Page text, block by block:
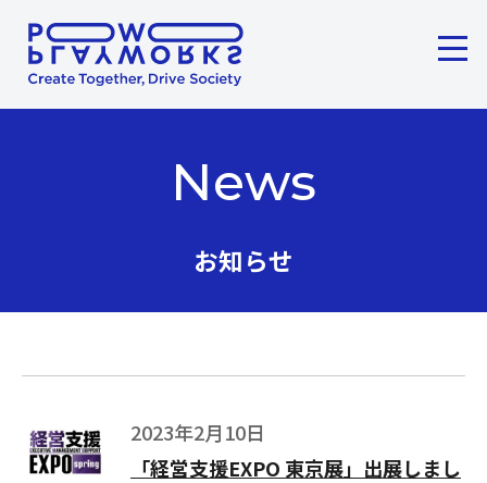
News
お知らせ
2023年2月10日
「経営支援EXPO 東京展」出展しまし